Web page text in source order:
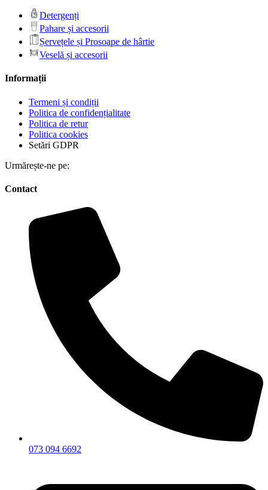
Detergenți
Pahare și accesorii
Șervețele și Prosoape de hârtie
Veselă și accesorii
Informații
Termeni și condiții
Politica de confidențialitate
Politica de retur
Politica cookies
Setări GDPR
Urmărește-ne pe:
Contact
073 094 6692